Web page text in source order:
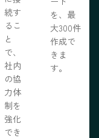
続す
るこ
と
で、
社内
の協
力体
制を
強化
でき
を、最
大300件
作成で
きま
す。